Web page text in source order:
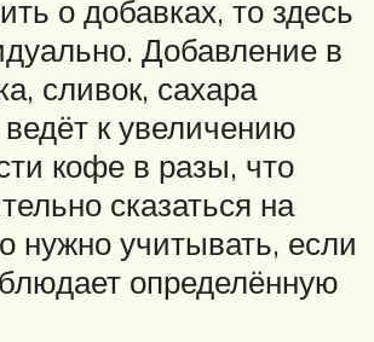
о добавках, то здесь
Добавление в
сливок, сахара
к увеличению
кофе в разы, что
сказаться на
нужно учитывать, если
определённую